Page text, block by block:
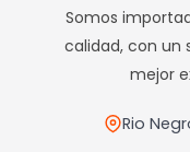
Somos
calidad, con un
mejor
Rio